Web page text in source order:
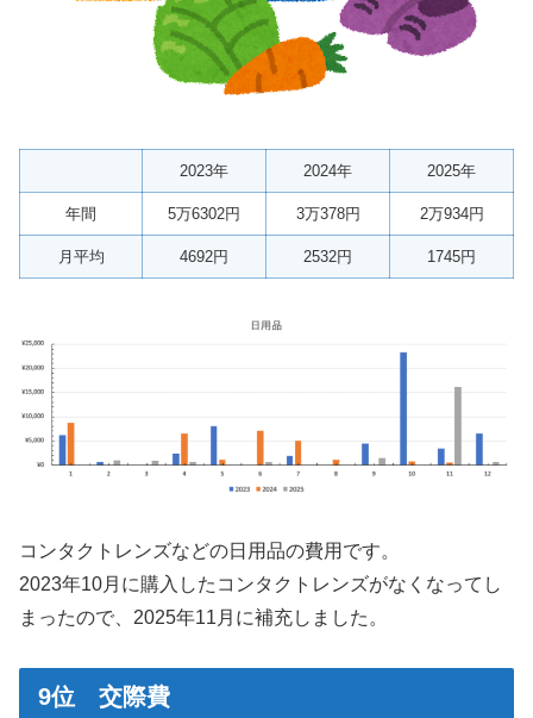
2023年 2024年 2025年
年間 5万6302円 3万378円 2万934円
月平均 4692円 2532円 1745円
コンタクトレンズなどの日用品の費用です。
2023年10月に購入したコンタクトレンズがなくなってし
まったので、2025年11月に補充しました。
9位 交際費